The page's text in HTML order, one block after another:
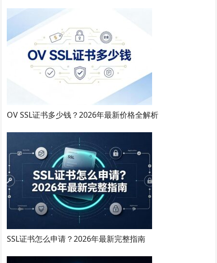
OV SSL证书多少钱？2026年最新价格全解析
SSL证书怎么申请？2026年最新完整指南